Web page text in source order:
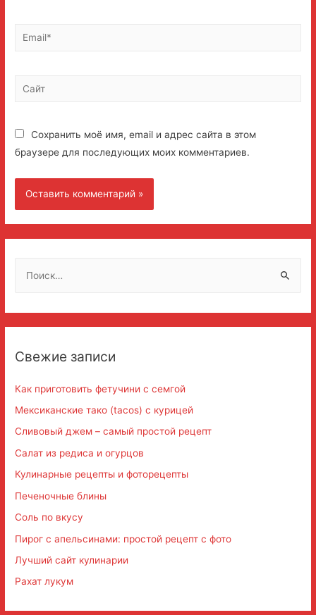
Email*
Сайт
Сохранить моё имя, email и адрес сайта в этом
браузере для последующих моих комментариев.
:Свежие записи
Как приготовить фетучини с семгой
Мексиканские тако (tacos) с курицей
Сливовый джем – самый простой рецепт
Салат из редиса и огурцов
Кулинарные рецепты и фоторецепты
Печеночные блины
Соль по вкусу
Пирог с апельсинами: простой рецепт с фото
Лучший сайт кулинарии
Рахат лукум